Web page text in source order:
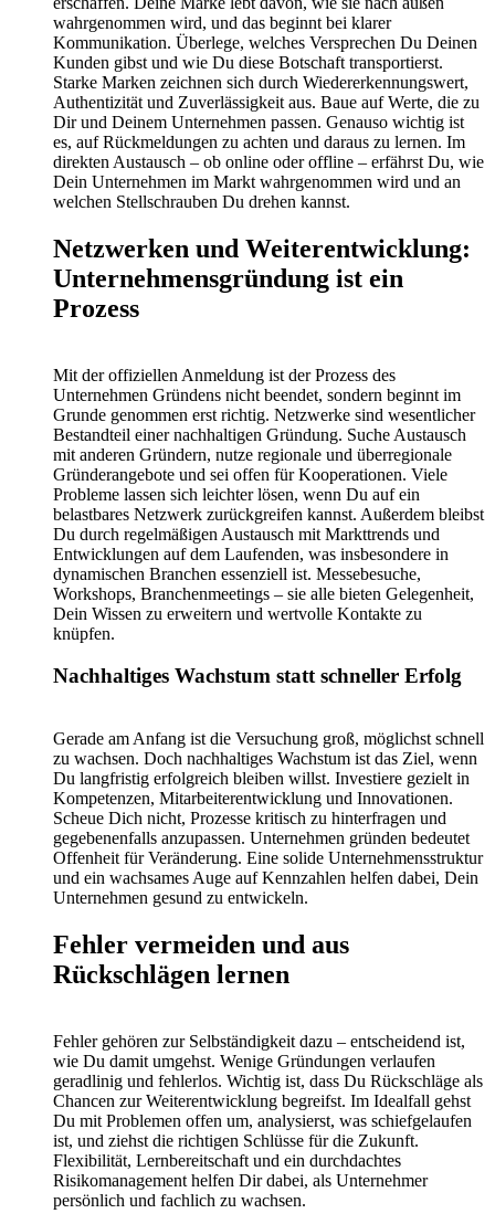
wahrgenommen wird, und das beginnt bei klarer
Kommunikation. Überlege, welches Versprechen Du Deinen
Kunden gibst und wie Du diese Botschaft transportierst.
Starke Marken zeichnen sich durch Wiedererkennungswert,
Authentizität und Zuverlässigkeit aus. Baue auf Werte, die zu
Dir und Deinem Unternehmen passen. Genauso wichtig ist
es, auf Rückmeldungen zu achten und daraus zu lernen. Im
direkten Austausch – ob online oder offline – erfährst Du, wie
Dein Unternehmen im Markt wahrgenommen wird und an
welchen Stellschrauben Du drehen kannst.
Netzwerken und Weiterentwicklung:
Unternehmensgründung ist ein
Prozess
Mit der offiziellen Anmeldung ist der Prozess des
Unternehmen Gründens nicht beendet, sondern beginnt im
Grunde genommen erst richtig. Netzwerke sind wesentlicher
Bestandteil einer nachhaltigen Gründung. Suche Austausch
mit anderen Gründern, nutze regionale und überregionale
Gründerangebote und sei offen für Kooperationen. Viele
Probleme lassen sich leichter lösen, wenn Du auf ein
belastbares Netzwerk zurückgreifen kannst. Außerdem bleibst
Du durch regelmäßigen Austausch mit Markttrends und
Entwicklungen auf dem Laufenden, was insbesondere in
dynamischen Branchen essenziell ist. Messebesuche,
Workshops, Branchenmeetings – sie alle bieten Gelegenheit,
Dein Wissen zu erweitern und wertvolle Kontakte zu
knüpfen.
Nachhaltiges Wachstum statt schneller Erfolg
Gerade am Anfang ist die Versuchung groß, möglichst schnell
zu wachsen. Doch nachhaltiges Wachstum ist das Ziel, wenn
Du langfristig erfolgreich bleiben willst. Investiere gezielt in
Kompetenzen, Mitarbeiterentwicklung und Innovationen.
Scheue Dich nicht, Prozesse kritisch zu hinterfragen und
gegebenenfalls anzupassen. Unternehmen gründen bedeutet
Offenheit für Veränderung. Eine solide Unternehmensstruktur
und ein wachsames Auge auf Kennzahlen helfen dabei, Dein
Unternehmen gesund zu entwickeln.
Fehler vermeiden und aus
Rückschlägen lernen
Fehler gehören zur Selbständigkeit dazu – entscheidend ist,
wie Du damit umgehst. Wenige Gründungen verlaufen
geradlinig und fehlerlos. Wichtig ist, dass Du Rückschläge als
Chancen zur Weiterentwicklung begreifst. Im Idealfall gehst
Du mit Problemen offen um, analysierst, was schiefgelaufen
ist, und ziehst die richtigen Schlüsse für die Zukunft.
Flexibilität, Lernbereitschaft und ein durchdachtes
Risikomanagement helfen Dir dabei, als Unternehmer
persönlich und fachlich zu wachsen.